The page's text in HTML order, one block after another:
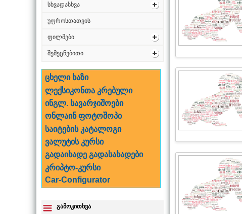
სხვადასხვა
უფროსთათვის
ფილმები
შემეცნებითი
ცხელი ხაზი
ლექსიკონთა კრებული
ინგლ. სავარჯიშოები
ონლაინ ფოტოშოპი
საიტების კატალოგი
ვალუტის კურსი
გადაიხადე გადასახადები
კრიპტო-კურსი
Car-Configurator
გამოკითხვა